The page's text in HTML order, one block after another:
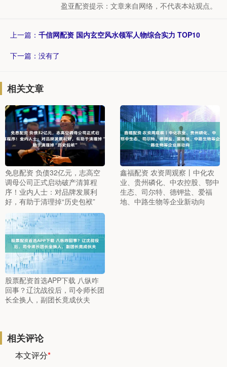
盈亚配资提示：文章来自网络，不代表本站观点。
上一篇： 千信网配资 国内玄空风水领军人物综合实力 TOP10
下一篇：没有了
相关文章
免息配资 负债32亿元，志高空
调母公司正式启动破产清算程
序！业内人士：对品牌发展利
好，有助于清理掉“历史包袱”
鑫福配资 农资周观察丨中化农
业、贵州磷化、中农控股、鄂中
生态、司尔特、德钾盐、爱福
地、中路生物等企业新动向
股票配资首选APP下载 八纵咋
回事？辽沈战役后，司令师长团
长全换人，副团长竟成伙夫
相关评论
本文评分*